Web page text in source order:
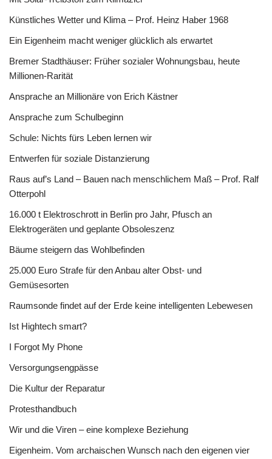
Künstliches Wetter und Klima – Prof. Heinz Haber 1968
Ein Eigenheim macht weniger glücklich als erwartet
Bremer Stadthäuser: Früher sozialer Wohnungsbau, heute
Millionen-Rarität
Ansprache an Millionäre von Erich Kästner
Ansprache zum Schulbeginn
Schule: Nichts fürs Leben lernen wir
Entwerfen für soziale Distanzierung
Raus auf’s Land – Bauen nach menschlichem Maß – Prof. Ralf
Otterpohl
16.000 t Elektroschrott in Berlin pro Jahr, Pfusch an
Elektrogeräten und geplante Obsoleszenz
Bäume steigern das Wohlbefinden
25.000 Euro Strafe für den Anbau alter Obst- und
Gemüsesorten
Raumsonde findet auf der Erde keine intelligenten Lebewesen
Ist Hightech smart?
I Forgot My Phone
Versorgungsengpässe
Die Kultur der Reparatur
Protesthandbuch
Wir und die Viren – eine komplexe Beziehung
Eigenheim. Vom archaischen Wunsch nach den eigenen vier